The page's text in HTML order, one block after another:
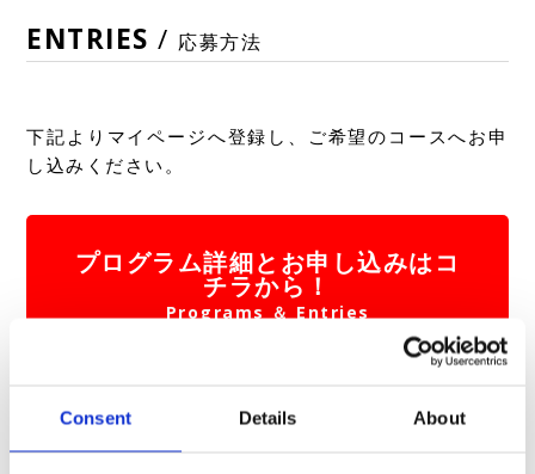
Consent Details About
ENTRIES /応募方法
下記よりマイページへ登録し、ご希望のコースへお申
し込みください。
プログラム詳細とお申し込みはコ
チラから！
Programs ＆ Entries